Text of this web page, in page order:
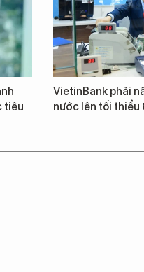
tiêu
VietinBank phải
nước lên tối thiểu